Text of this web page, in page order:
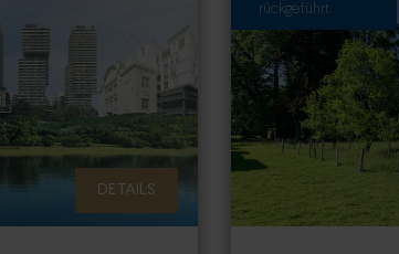
DETAILS
rückgeführt